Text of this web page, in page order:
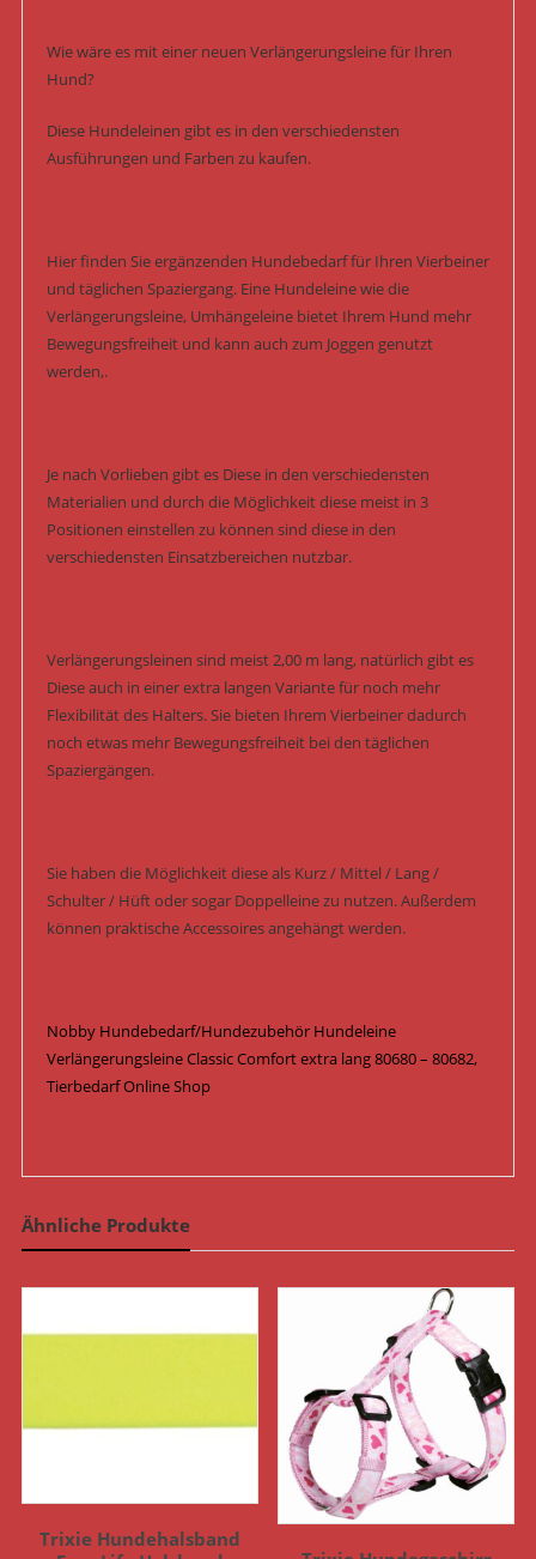
Wie wäre es mit einer neuen Verlängerungsleine für Ihren
Hund?
Diese Hundeleinen gibt es in den verschiedensten
Ausführungen und Farben zu kaufen.
Hier finden Sie ergänzenden Hundebedarf für Ihren Vierbeiner
und täglichen Spaziergang. Eine Hundeleine wie die
Verlängerungsleine, Umhängeleine bietet Ihrem Hund mehr
Bewegungsfreiheit und kann auch zum Joggen genutzt
werden,.
Je nach Vorlieben gibt es Diese in den verschiedensten
Materialien und durch die Möglichkeit diese meist in 3
Positionen einstellen zu können sind diese in den
verschiedensten Einsatzbereichen nutzbar.
Verlängerungsleinen sind meist 2,00 m lang, natürlich gibt es
Diese auch in einer extra langen Variante für noch mehr
Flexibilität des Halters. Sie bieten Ihrem Vierbeiner dadurch
noch etwas mehr Bewegungsfreiheit bei den täglichen
Spaziergängen.
Sie haben die Möglichkeit diese als Kurz / Mittel / Lang /
Schulter / Hüft oder sogar Doppelleine zu nutzen. Außerdem
können praktische Accessoires angehängt werden.
Nobby Hundebedarf/Hundezubehör Hundeleine
Verlängerungsleine Classic Comfort extra lang 80680 – 80682,
Tierbedarf Online Shop
Ähnliche Produkte
Trixie Hundehalsband